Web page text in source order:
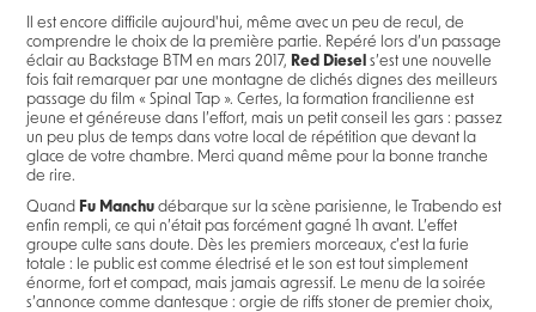
Il est encore difficile aujourd'hui, même avec un peu de recul, de
comprendre le choix de la première partie. Repéré lors d’un passage
éclair au Backstage BTM en mars 2017, Red Diesel s’est une nouvelle
fois fait remarquer par une montagne de clichés dignes des meilleurs
passage du film « Spinal Tap ». Certes, la formation francilienne est
jeune et généreuse dans l’effort, mais un petit conseil les gars : passez
un peu plus de temps dans votre local de répétition que devant la
glace de votre chambre. Merci quand même pour la bonne tranche
de rire.
Quand Fu Manchu débarque sur la scène parisienne, le Trabendo est
enfin rempli, ce qui n’était pas forcément gagné 1h avant. L’effet
groupe culte sans doute. Dès les premiers morceaux, c’est la furie
totale : le public est comme électrisé et le son est tout simplement
énorme, fort et compact, mais jamais agressif. Le menu de la soirée
s’annonce comme dantesque : orgie de riffs stoner de premier choix,